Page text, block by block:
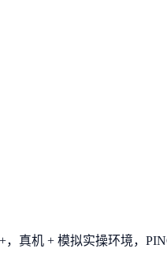
真机 + 模拟实操环境，